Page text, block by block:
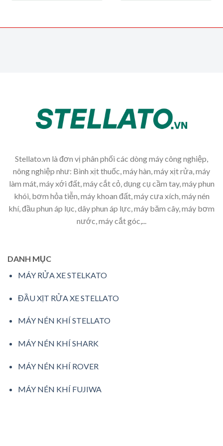
Stellato.vn là đơn vị phân phối các dòng máy công nghiệp,
nông nghiệp như: Bình xịt thuốc, máy hàn, máy xịt rửa, máy
làm mát, máy xới đất, máy cắt cỏ, dụng cụ cầm tay, máy phun
khói, bơm hỏa tiễn, máy khoan đất, máy cưa xích, máy nén
khí, đầu phun áp lục, dây phun áp lực, máy băm cây, máy bơm
nước, máy cắt góc,...
DANH MỤC
MÁY RỬA XE STELKATO
ĐẦU XỊT RỬA XE STELLATO
MÁY NÉN KHÍ STELLATO
MÁY NÉN KHÍ SHARK
MÁY NÉN KHÍ ROVER
MÁY NÉN KHÍ FUJIWA